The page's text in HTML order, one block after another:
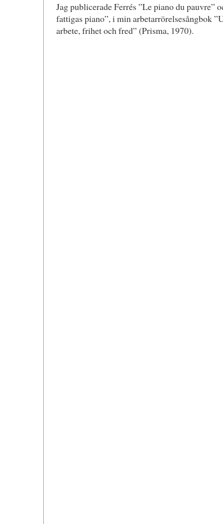
Jag publicerade Ferrés ”Le piano du pauvre”
fattigas piano”, i min arbetarrörelsesångbok
arbete, frihet och fred” (Prisma, 1970).